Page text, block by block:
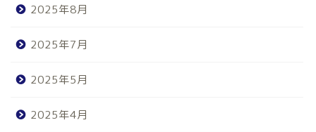
2025年8月
2025年7月
2025年5月
2025年4月